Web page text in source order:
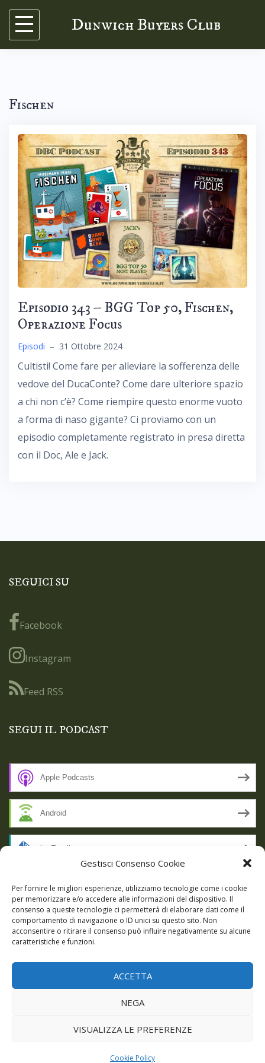
Gestisci Consenso Cookie
Per fornire le migliori esperienze, utilizziamo tecnologie come i cookie
per memorizzare e/o accedere alle informazioni del dispositivo. Il
consenso a queste tecnologie ci permetterà di elaborare dati come il
comportamento di navigazione o ID unici su questo sito. Non
acconsentire o ritirare il consenso può influire negativamente su alcune
caratteristiche e funzioni.
ACCETTA
NEGA
VISUALIZZA LE PREFERENZE
Cookie Policy
Skip
content
Dunwich Buyers Club
Fischen
Episodio 343 – BGG Top 50, Fischen,
Operazione Focus
Episodi – 31 Ottobre 2024
Cultisti! Come fare per alleviare la sofferenza delle
vedove del DucaConte? Come dare ulteriore spazio
a chi non c’è? Come riempire questo enorme vuoto
a forma di naso gigante? Ci proviamo con un
episodio completamente registrato in presa diretta
con il Doc, Ale e Jack.
SEGUICI SU
Facebook
Instagram
Feed RSS
SEGUI IL PODCAST
Apple Podcasts
Android
by Email
RSS
SSL SECURE
|Theme:
Giochi DBC Podcast Cookie Policy (UE)